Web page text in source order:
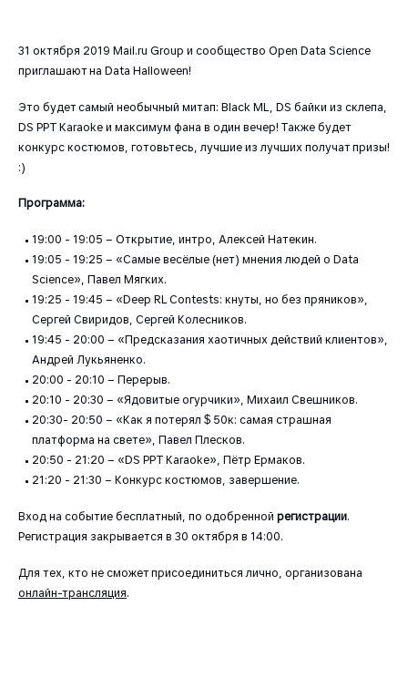
31 октября 2019 Mail.ru Group и сообщество Open Data Science
приглашают на Data Halloween!
Это будет самый необычный митап: Black ML, DS байки из склепа,
DS PPT Karaoke и максимум фана в один вечер! Также будет
конкурс костюмов, готовьтесь, лучшие из лучших получат призы!
:)
Программа:
19:00 - 19:05 – Открытие, интро, Алексей Натекин.
19:05 - 19:25 – «Самые весёлые (нет) мнения людей о Data
Science», Павел Мягких.
19:25 - 19:45 – «Deep RL Contests: кнуты, но без пряников»,
Сергей Свиридов, Сергей Колесников.
19:45 - 20:00 – «Предсказания хаотичных действий клиентов»,
Андрей Лукьяненко.
20:00 - 20:10 – Перерыв.
20:10 - 20:30 – «Ядовитые огурчики», Михаил Свешников.
20:30- 20:50 – «Как я потерял $ 50к: самая страшная
платформа на свете», Павел Плесков.
20:50 - 21:20 – «DS PPT Karaoke», Пётр Ермаков.
21:20 - 21:30 – Конкурс костюмов, завершение.
Вход на событие бесплатный, по одобренной регистрации.
Регистрация закрывается в 30 октября в 14:00.
Для тех, кто не сможет присоединиться лично, организована
онлайн-трансляция.